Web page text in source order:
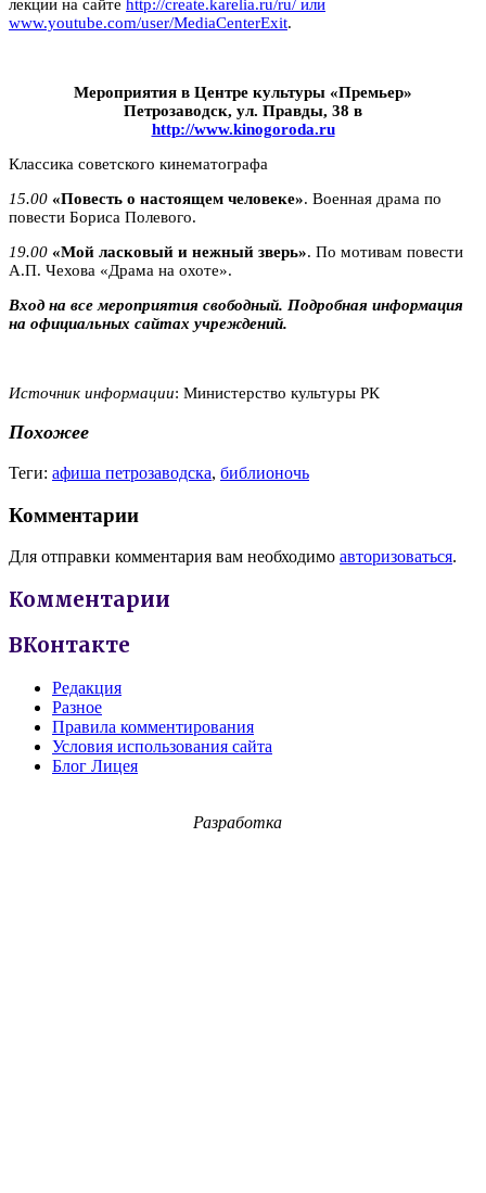
лекции на сайте http://create.karelia.ru/ru/ или
www.youtube.com/user/MediaCenterExit.
Мероприятия в Центре культуры «Премьер»
Петрозаводск, ул. Правды, 38 в
http://www.kinogoroda.ru
Классика советского кинематографа
15.00 «Повесть о настоящем человеке». Военная драма по
повести Бориса Полевого.
19.00 «Мой ласковый и нежный зверь». По мотивам повести
А.П. Чехова «Драма на охоте».
Вход на все мероприятия свободный. Подробная информация
на официальных сайтах учреждений.
Источник информации: Министерство культуры РК
Похожее
Теги: афиша петрозаводска, библионочь
Комментарии
Для отправки комментария вам необходимо авторизоваться.
Комментарии
ВКонтакте
Редакция
Разное
Правила комментирования
Условия использования сайта
Блог Лицея
Разработка